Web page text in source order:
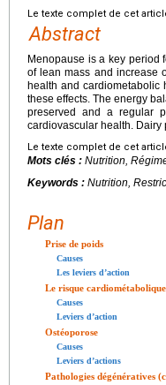
Le texte complet de cet
Abstract
Menopause is a key period
of lean mass and increase
health and cardiometabolic
these effects. The energy
preserved and a regular
cardiovascular health. Dairy
Le texte complet de cet
Mots clés : Nutrition,
Keywords : Nutrition,
Plan
Prise de poids
Causes
Les leviers d’action
Le risque cardiométabolique
Causes
Leviers d’action
Ostéoporose
Causes
Leviers d’actions
Pathologies dégénératives